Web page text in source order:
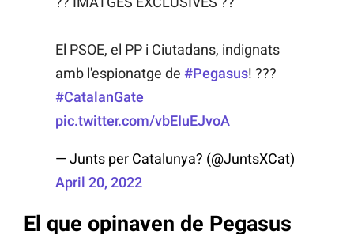
El PSOE, el PP i Ciutadans, indignats
amb l'espionatge de #Pegasus! ???
#CatalanGate
pic.twitter.com/vbEIuEJvoA
— Junts per Catalunya? (@JuntsXCat)
April 20, 2022
El que opinaven de Pegasus